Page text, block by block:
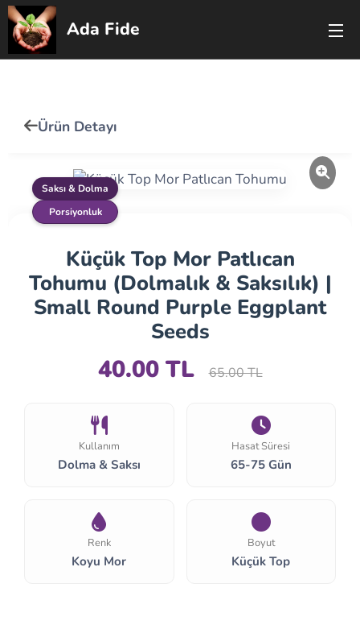
Ada Fide
Ürün Detayı
Saksı & Dolma
Porsiyonluk
Küçük Top Mor Patlıcan
Tohumu (Dolmalık & Saksılık) |
Small Round Purple Eggplant
Seeds
40.00 TL 65.00 TL
Kullanım
Dolma & Saksı
Hasat Süresi
65-75 Gün
Renk
Koyu Mor
Boyut
Küçük Top